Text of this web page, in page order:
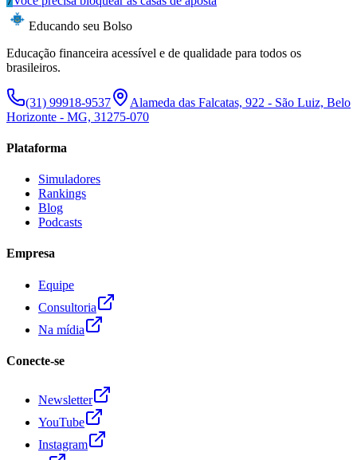
Educando seu Bolso
Educação financeira acessível e de qualidade para todos os
brasileiros.
(31) 99918-9537
Alameda das Falcatas, 922 - São Luiz, Belo
Horizonte - MG, 31275-070
Plataforma
Simuladores
Rankings
Blog
Podcasts
Empresa
Equipe
Consultoria
Na mídia
Conecte-se
Newsletter
YouTube
Instagram